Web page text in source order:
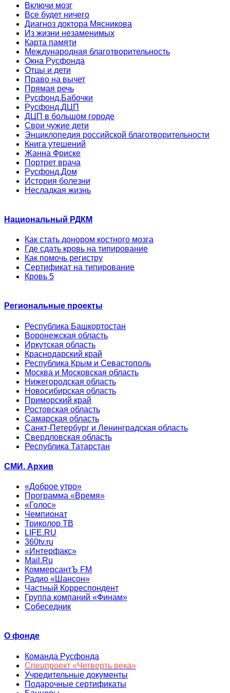
Включи мозг
Все будет ничего
Диагноз доктора Мясникова
Из жизни незаменимых
Карта памяти
Международная благотворительность
Окна Русфонда
Отцы и дети
Право на вычет
Прямая речь
Русфонд.Бабочки
Русфонд.ДЦП
ДЦП в большом городе
Свои чужие дети
Энциклопедия российской благотворительности
Книга утешений
Жанна Фриске
Портрет врача
Русфонд.Дом
История болезни
Несладкая жизнь
Национальный РДКМ
Как стать донором костного мозга
Где сдать кровь на типирование
Как помочь регистру
Сертификат на типирование
Кровь 5
Региональные проекты
Республика Башкортостан
Воронежская область
Иркутская область
Краснодарский край
Республика Крым и Севастополь
Москва и Московская область
Нижегородская область
Новосибирская область
Приморский край
Ростовская область
Самарская область
Санкт-Петербург и Ленинградская область
Свердловская область
Республика Татарстан
СМИ. Архив
«Доброе утро»
Программа «Время»
«Голос»
Чемпионат
Триколор ТВ
LIFE.RU
360tv.ru
«Интерфакс»
Mail.Ru
КоммерсантЪ FM
Радио «Шансон»
Частный Корреспондент
Группа компаний «Финам»
Собеседник
О фонде
Команда Русфонда
Спецпроект «Четверть века»
Учредительные документы
Подарочные сертификаты